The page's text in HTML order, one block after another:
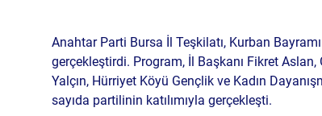
Anahtar Parti Bursa İl Teşkilatı, Kurban
gerçekleştirdi. Program, İl Başkanı Fikret Aslan,
Yalçın, Hürriyet Köyü Gençlik ve Kadın
sayıda partilinin katılımıyla gerçekleşti.